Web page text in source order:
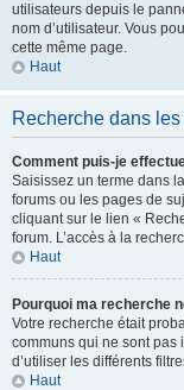
utilisateurs depuis le
nom d’utilisateur. Vous
cette même page.
Haut
Recherche dans
Comment puis-je
Saisissez un terme dans
forums ou les pages de
cliquant sur le lien «
forum. L’accès à la
Haut
Pourquoi ma recherche
Votre recherche était
communs qui ne sont pas
d’utiliser les différents
Haut